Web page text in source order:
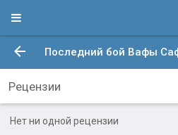
Рецензии
Нет ни одной рецензии